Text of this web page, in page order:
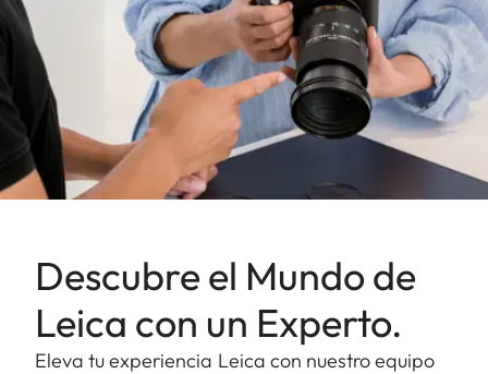
Descubre el Mundo de
Leica con un Experto.
Eleva tu experiencia Leica con nuestro equipo